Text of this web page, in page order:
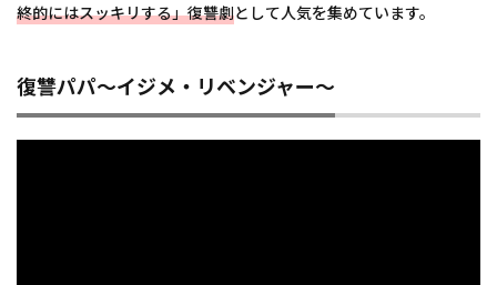
終的にはスッキリする」復讐劇として人気を集めています。
復讐パパ〜イジメ・リベンジャー〜